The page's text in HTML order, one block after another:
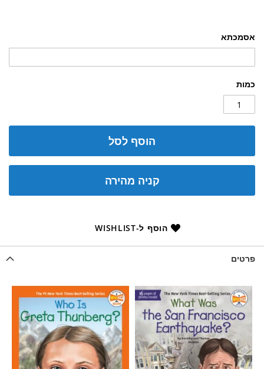
אסמכתא
כמות
הוסף לסל
קניה מהירה
הוסף ל-WISHLIST
פרטים